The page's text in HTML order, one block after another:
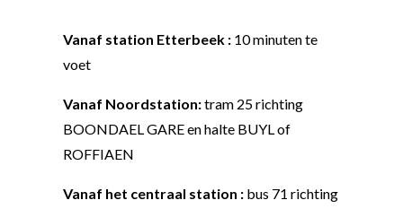
Vanaf station Etterbeek :10 minuten te
voet
Vanaf Noordstation:tram 25 richting
BOONDAEL GARE en halte BUYL of
ROFFIAEN
Vanaf het centraal station :bus 71 richting